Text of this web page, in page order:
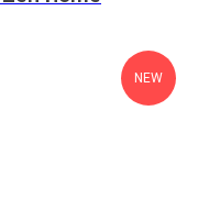
NEW